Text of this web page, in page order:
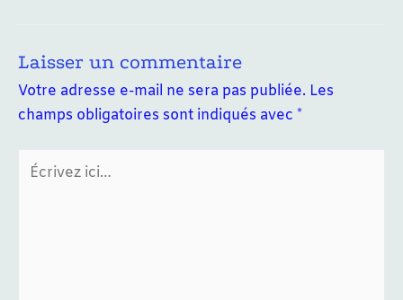
Laisser un commentaire
Votre adresse e-mail ne sera pas publiée. Les
champs obligatoires sont indiqués avec *
Écrivez